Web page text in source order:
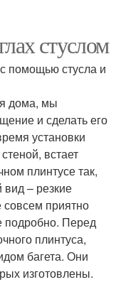
стуслом
помощью стусла и
дома, мы
и сделать его
установки
встает
плинтусе так,
– резкие
совсем приятно
подробно. Перед
плинтуса,
багета. Они
изготовлены.